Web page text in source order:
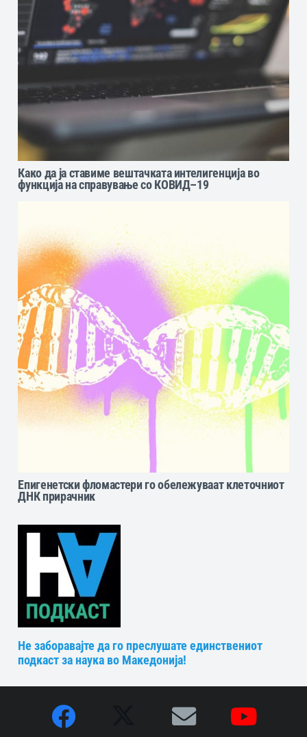
Како да ја ставиме вештачката интелигенција во
функција на справување со КОВИД–19
Епигенетски фломастери го обележуваат клеточниот
ДНК прирачник
Не заборавајте да го преслушате единствениот
подкаст за наука во Македонија!